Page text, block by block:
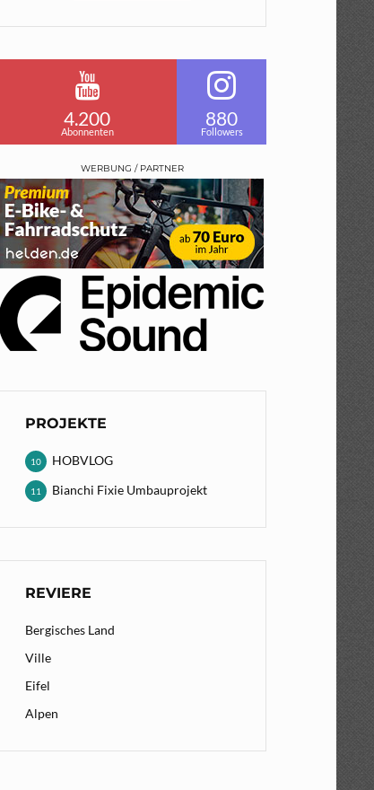
4.200
Abonnenten
880
Followers
WERBUNG / PARTNER
PROJEKTE
HOBVLOG
10
Bianchi Fixie Umbauprojekt
11
REVIERE
Bergisches Land
Ville
Eifel
Alpen